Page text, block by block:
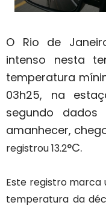
O Rio de
intenso nesta
temperatura
03h25, na
segundo dados
amanhecer,
registrou 13.2°C.
Este registro marca
temperatura da